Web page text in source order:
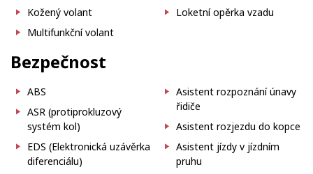
Kožený volant
Multifunkční volant
Loketní opěrka vzadu
Bezpečnost
ABS
ASR (protiprokluzový
systém kol)
EDS (Elektronická uzávěrka
diferenciálu)
Asistent rozpoznání únavy
řidiče
Asistent rozjezdu do kopce
Asistent jízdy v jízdním
pruhu